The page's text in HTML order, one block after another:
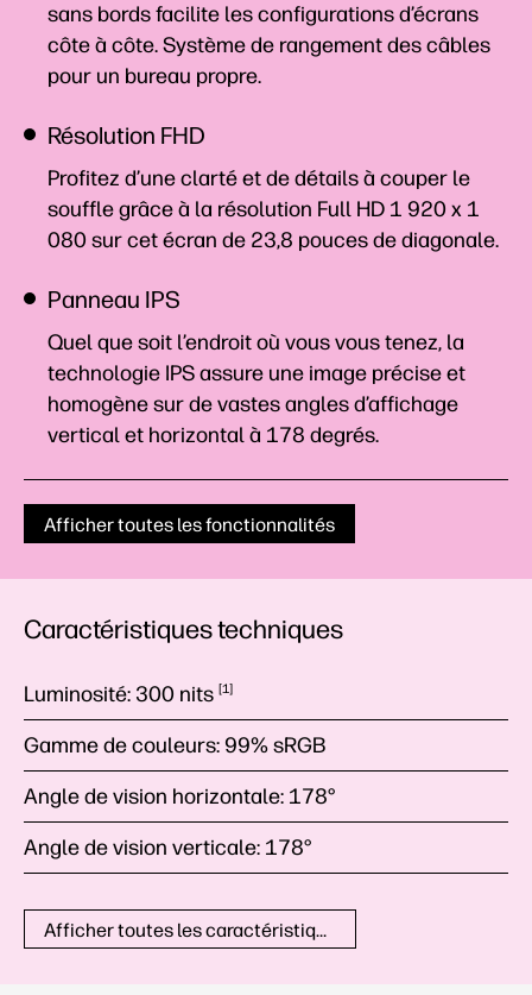
sans bords facilite les configurations d’écrans
côte à côte. Système de rangement des câbles
pour un bureau propre.
Résolution FHD
Profitez d’une clarté et de détails à couper le
souffle grâce à la résolution Full HD 1 920 x 1
080 sur cet écran de 23,8 pouces dediagonale.
Panneau IPS
Quel que soit l’endroit où vous vous tenez, la
technologie IPS assure une image précise et
homogène sur de vastes angles d’affichage
vertical et horizontal à 178 degrés.
Afficher toutes les fonctionnalités
Caractéristiques techniques
Luminosité: 300 nits 1
Gamme de couleurs:99% sRGB
Angle de vision horizontale: 178°
Angle de vision verticale: 178°
Afficher toutes les caractéristiques techniques